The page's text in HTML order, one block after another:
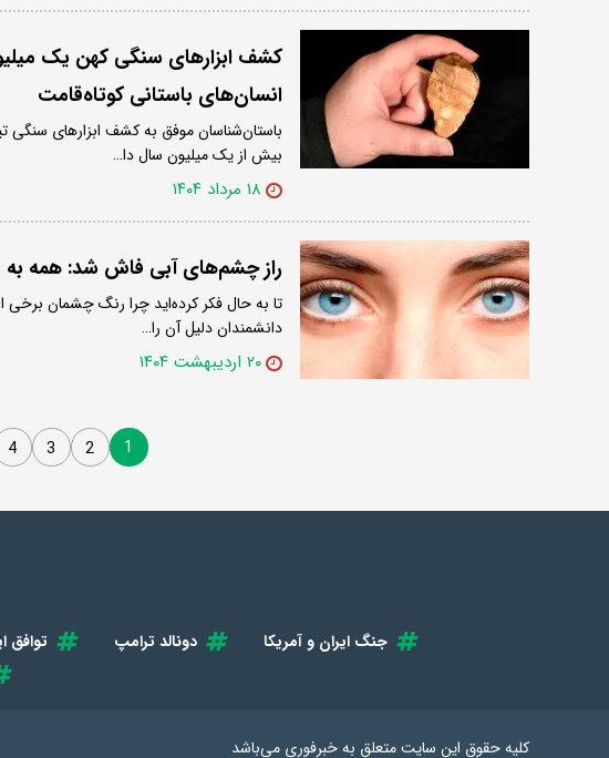
کشف ابزارهای سنگی کهن یک
انسان‌های باستانی کوتاه‌قامت
باستان‌شناسان موفق به کشف ابزارهای سنگی
بیش از یک میلیون سال دا…
۱۸ مرداد ۱۴۰۴
راز چشم‌های آبی فاش شد: همه به
تا به ‌حال فکر کرده‌اید چرا رنگ چشمان
دانشمندان دلیل آن را…
۲۰ اردیبهشت ۱۴۰۴
1
2
3
4
جنگ ایران و آمریکا
دونالد ترامپ توافق
کلیه حقوق این سایت متعلق بهخبرفوری می‌باشد